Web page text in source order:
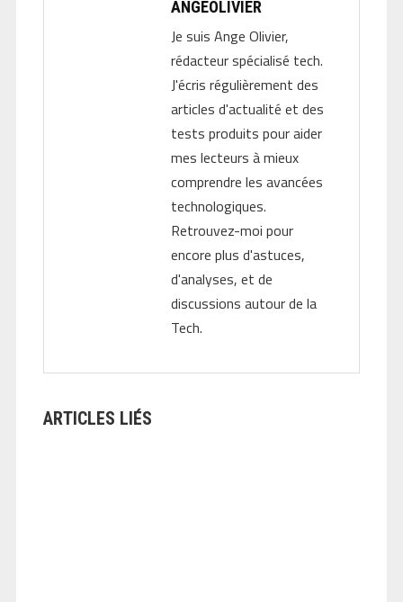
ANGEOLIVIER
Je suis Ange Olivier,
rédacteur spécialisé tech.
J'écris régulièrement des
articles d'actualité et des
tests produits pour aider
mes lecteurs à mieux
comprendre les avancées
technologiques.
Retrouvez-moi pour
encore plus d'astuces,
d'analyses, et de
discussions autour de la
Tech.
ARTICLES LIÉS